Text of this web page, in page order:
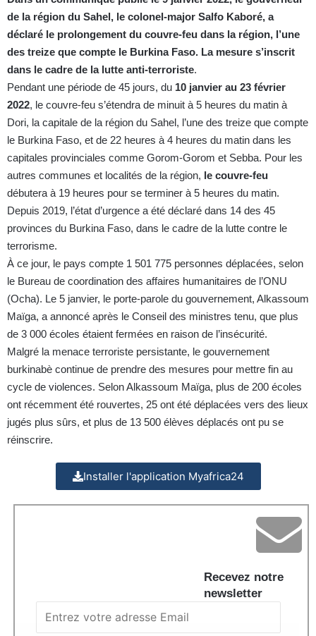
de la région du Sahel, le colonel-major Salfo Kaboré, a
déclaré le prolongement du couvre-feu dans la région, l’une
des treize que compte le Burkina Faso. La mesure s’inscrit
dans le cadre de la lutte anti-terroriste.
Pendant une période de 45 jours, du 10 janvier au 23 février
2022, le couvre-feu s’étendra de minuit à 5 heures du matin à
Dori, la capitale de la région du Sahel, l’une des treize que compte
le Burkina Faso, et de 22 heures à 4 heures du matin dans les
capitales provinciales comme Gorom-Gorom et Sebba. Pour les
autres communes et localités de la région, le couvre-feu
débutera à 19 heures pour se terminer à 5 heures du matin.
Depuis 2019, l’état d’urgence a été déclaré dans 14 des 45
provinces du Burkina Faso, dans le cadre de la lutte contre le
terrorisme.
À ce jour, le pays compte 1 501 775 personnes déplacées, selon
le Bureau de coordination des affaires humanitaires de l’ONU
(Ocha). Le 5 janvier, le porte-parole du gouvernement, Alkassoum
Maïga, a annoncé après le Conseil des ministres tenu, que plus
de 3 000 écoles étaient fermées en raison de l’insécurité.
Malgré la menace terroriste persistante, le gouvernement
burkinabè continue de prendre des mesures pour mettre fin au
cycle de violences. Selon Alkassoum Maïga, plus de 200 écoles
ont récemment été rouvertes, 25 ont été déplacées vers des lieux
jugés plus sûrs, et plus de 13 500 élèves déplacés ont pu se
réinscrire.
Installer l'application Myafrica24
Recevez notre
newsletter